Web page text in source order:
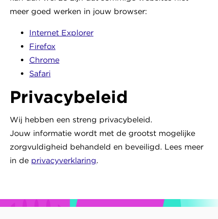
meer goed werken in jouw browser:
Internet Explorer
Firefox
Chrome
Safari
Privacybeleid
Wij hebben een streng privacybeleid.
Jouw informatie wordt met de grootst mogelijke
zorgvuldigheid behandeld en beveiligd. Lees meer
in de privacyverklaring.